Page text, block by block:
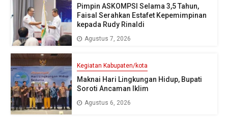
Pimpin ASKOMPSI Selama 3,5 Tahun,
Faisal Serahkan Estafet Kepemimpinan
kepada Rudy Rinaldi
Agustus 7, 2026
Kegiatan Kabupaten/kota
Maknai Hari Lingkungan Hidup, Bupati
Soroti Ancaman Iklim
Agustus 6, 2026